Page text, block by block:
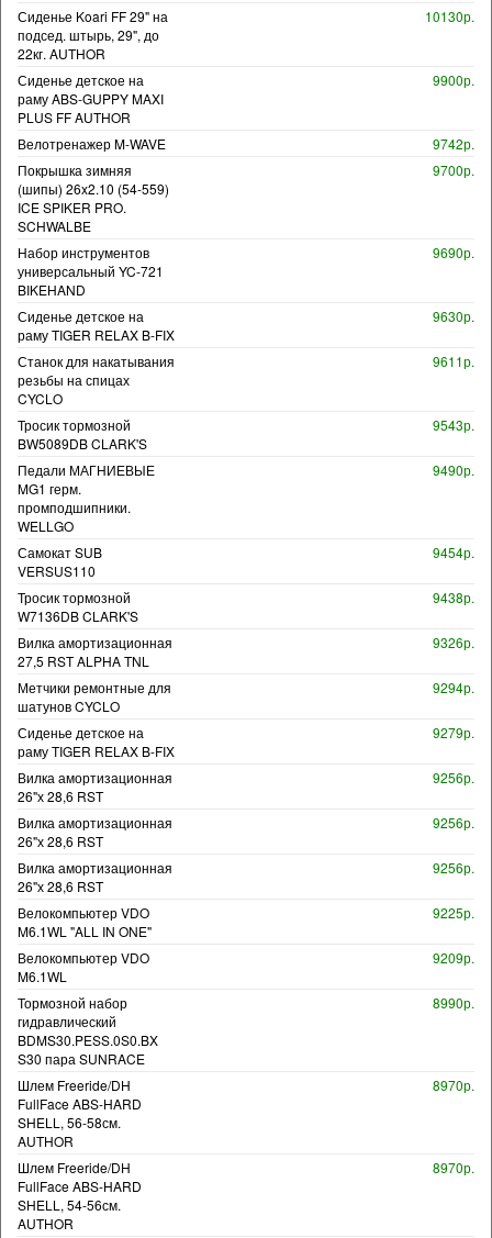
Сиденье Koari FF 29" на
подсед. штырь, 29", до
22кг. AUTHOR
10130р.
Сиденье детское на
раму ABS-GUPPY MAXI
PLUS FF AUTHOR
9900р.
Велотренажер M-WAVE
9742р.
Покрышка зимняя
(шипы) 26x2.10 (54-559)
ICE SPIKER PRO.
SCHWALBE
9700р.
Набор инструментов
универсальный YC-721
BIKEHAND
9690р.
Сиденье детское на
раму TIGER RELAX B-FIX
9630р.
Станок для накатывания
резьбы на спицах
CYCLO
9611р.
Тросик тормозной
BW5089DB CLARK'S
9543р.
Педали МАГНИЕВЫЕ
MG1 герм.
промподшипники.
WELLGO
9490р.
Самокат SUB
VERSUS110
9454р.
Тросик тормозной
W7136DB CLARK'S
9438р.
Вилка амортизационная
27,5 RST ALPHA TNL
9326р.
Метчики ремонтные для
шатунов CYCLO
9294р.
Сиденье детское на
раму TIGER RELAX B-FIX
9279р.
Вилка амортизационная
26"х 28,6 RST
9256р.
Вилка амортизационная
26"х 28,6 RST
9256р.
Вилка амортизационная
26"х 28,6 RST
9256р.
Велокомпьютер VDO
M6.1WL "ALL IN ONE"
9225р.
Велокомпьютер VDO
M6.1WL
9209р.
Тормозной набор
гидравлический
BDMS30.PESS.0S0.BX
S30 пара SUNRACE
8990р.
Шлем Freeride/DH
FullFace ABS-HARD
SHELL, 56-58см.
AUTHOR
8970р.
Шлем Freeride/DH
FullFace ABS-HARD
SHELL, 54-56см.
AUTHOR
8970р.